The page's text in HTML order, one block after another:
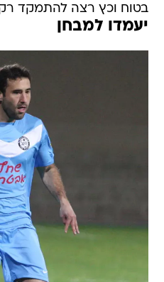
בטוח וכץ רצה להתמקד רק
יעמדו למבחן